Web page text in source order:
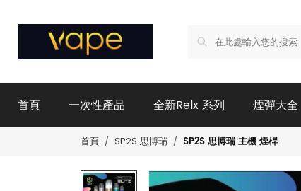
首頁 一次性產品 全新Relx 系列 煙彈大全
首頁 SP2S 思博瑞 SP2S 思博瑞 主機 煙桿